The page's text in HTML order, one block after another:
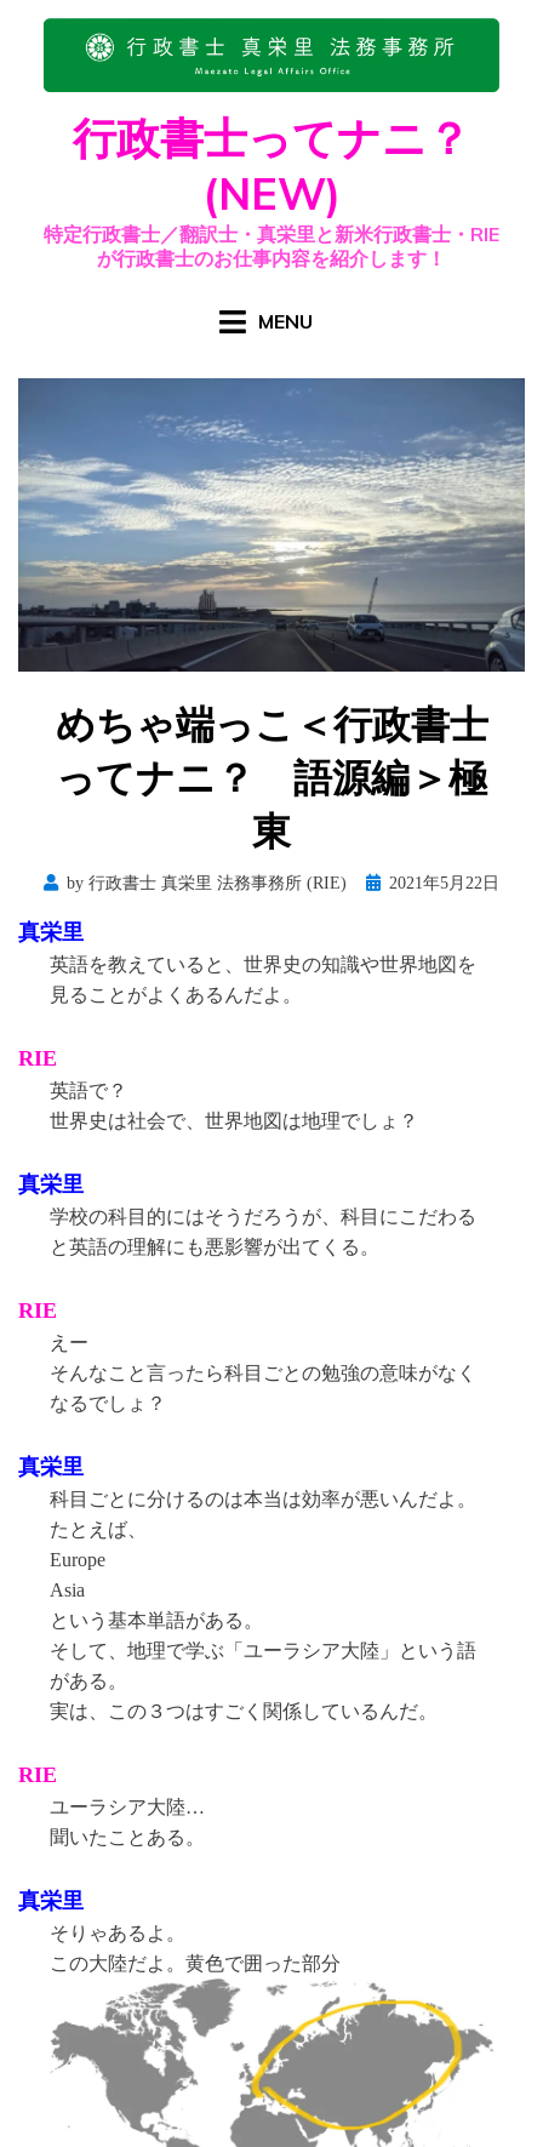
行政書士ってナニ？
(NEW)
特定行政書士／翻訳士・真栄里と新米行政書士・RIE
が行政書士のお仕事内容を紹介します！
MENU
めちゃ端っこ＜行政書士
ってナニ？ 語源編＞極
東
by 行政書士 真栄里 法務事務所 (RIE)
Posted2021年5月22日
真栄里
英語を教えていると、世界史の知識や世界地図を
見ることがよくあるんだよ。
RIE
英語で？
世界史は社会で、世界地図は地理でしょ？
真栄里
学校の科目的にはそうだろうが、科目にこだわる
と英語の理解にも悪影響が出てくる。
RIE
えー
そんなこと言ったら科目ごとの勉強の意味がなく
なるでしょ？
真栄里
科目ごとに分けるのは本当は効率が悪いんだよ。
たとえば、
Europe
Asia
という基本単語がある。
そして、地理で学ぶ「ユーラシア大陸」という語
がある。
実は、この３つはすごく関係しているんだ。
RIE
ユーラシア大陸…
聞いたことある。
真栄里
そりゃあるよ。
この大陸だよ。黄色で囲った部分